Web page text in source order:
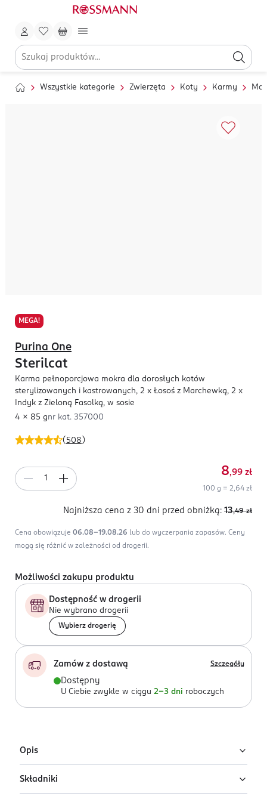
Wszystkie kategorie Zwierzęta Koty Karmy
MEGA!
( 508 )
Purina One
Sterilcat
Karma pełnoporcjowa mokra dla dorosłych kotów
sterylizowanych i kastrowanych, 2 x Łosoś z Marchewką, 2 x
Indyk z Zieloną Fasolką, w sosie
4 x 85 gnr kat. 357000
8,99 zł
100 g = 2,64 zł
Najniższa cena z 30 dni przed obniżką: 13,49 zł
Cena obowiązuje 06.08-19.08.26 lub do wyczerpania zapasów. Ceny
mogą się różnić w zależności od drogerii.
Możliwości zakupu produktu
Dostępność w drogerii
Nie wybrano drogerii
Wybierz drogerię
Zamów z dostawą Szczegóły
Dostępny
U Ciebie zwykle w ciągu 2-3 dni roboczych
Opis
Purina One Sterilcat pełnoporcjowa karma mokra dla
kotów sterylizowanych, indyk, łosoś, 4x85 g
Składniki